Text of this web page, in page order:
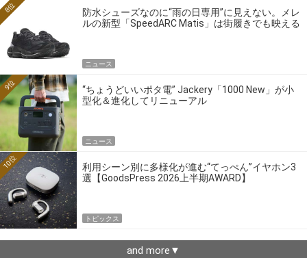
防水シューズなのに“雨の日専用”に見えない。メレ
ルの新型「SpeedARC Matis」は街履きでも映える
8位
ニュース
“ちょうどいいポタ電” Jackery「1000 New」が小
型化＆進化してリニューアル
9位
ニュース
利用シーン別に多様化が進む“てっぺん”イヤホン3
選【GoodsPress 2026上半期AWARD】
10位
トピックス
and more▼